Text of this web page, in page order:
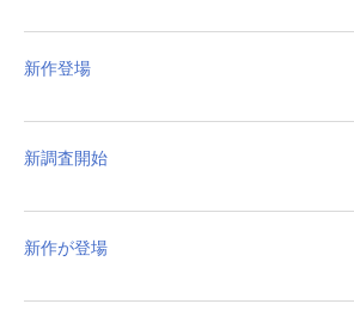
新作登場
新調査開始
新作が登場